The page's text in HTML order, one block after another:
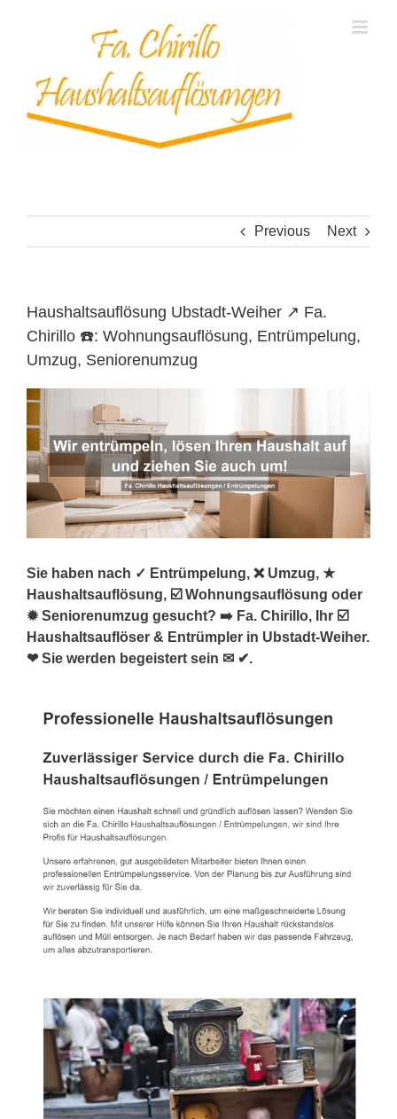
Previous Next
Haushaltsauflösung Ubstadt-Weiher ↗️ Fa.
Chirillo ☎️: Wohnungsauflösung, Entrümpelung,
Umzug, Seniorenumzug
Sie haben nach ✓ Entrümpelung, ❌ Umzug, ★
Haushaltsauflösung, ☑️ Wohnungsauflösung oder
✹ Seniorenumzug gesucht? ➡️ Fa. Chirillo, Ihr ☑️
Haushaltsauflöser & Entrümpler in Ubstadt-Weiher.
❤ Sie werden begeistert sein ✉ ✔.